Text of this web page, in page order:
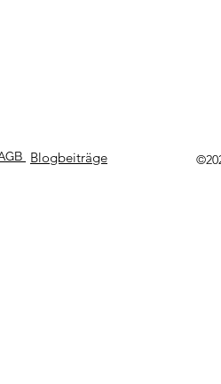
Blogbeiträge